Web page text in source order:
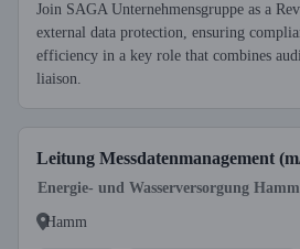
Join SAGA Unternehmensgruppe as a
external data protection, ensuring
efficiency in a key role that combines
liaison.
Leitung Messdatenmanagement
Energie- und Wasserversorgung
Hamm